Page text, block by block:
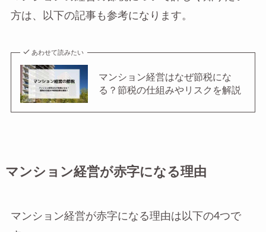
方は、以下の記事も参考になります。
あわせて読みたい
マンション経営はなぜ節税にな
る？節税の仕組みやリスクを解説
マンション経営が赤字になる理由
マンション経営が赤字になる理由は以下の4つで